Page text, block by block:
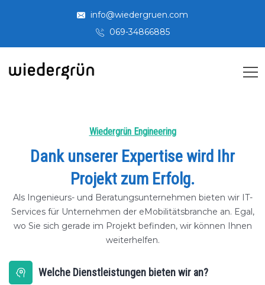
info@wiedergruen.com
069-34866885
Wiedergrün Engineering
Dank unserer Expertise wird Ihr
Projekt zum Erfolg.
Als Ingenieurs- und Beratungsunternehmen bieten wir IT-
Services für Unternehmen der eMobilitätsbranche an. Egal,
wo Sie sich gerade im Projekt befinden, wir können Ihnen
weiterhelfen.
Welche Dienstleistungen bieten wir an?